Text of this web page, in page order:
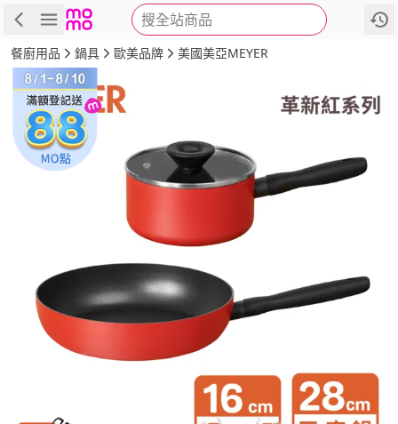
搜全站商品
商品 評價 詳情
餐廚用品 鍋具 歐美品牌 美國美亞MEYER